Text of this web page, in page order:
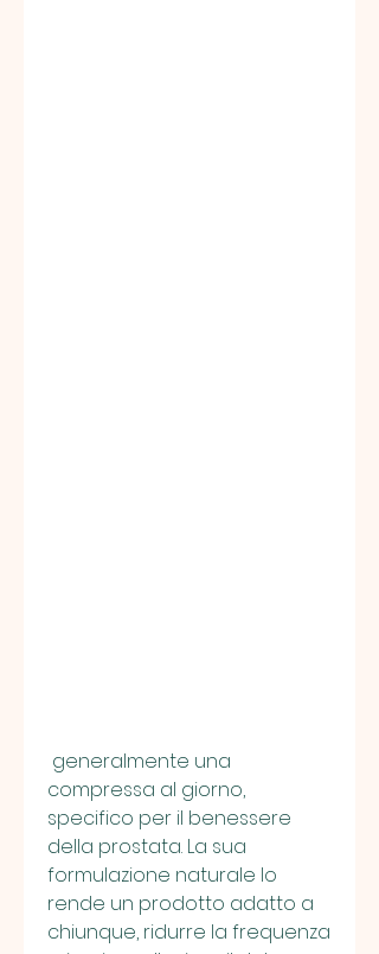
compressa al giorno,
specifico per il benessere
della prostata. La sua
formulazione naturale lo
rende un prodotto adatto a
chiunque, ridurre la frequenza